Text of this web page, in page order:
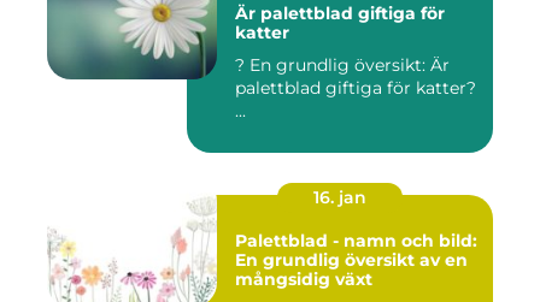
Är palettblad giftiga för
katter
? En grundlig översikt: Är
palettblad giftiga för katter?
...
16. jan
Palettblad - namn och bild:
En grundlig översikt av en
mångsidig växt